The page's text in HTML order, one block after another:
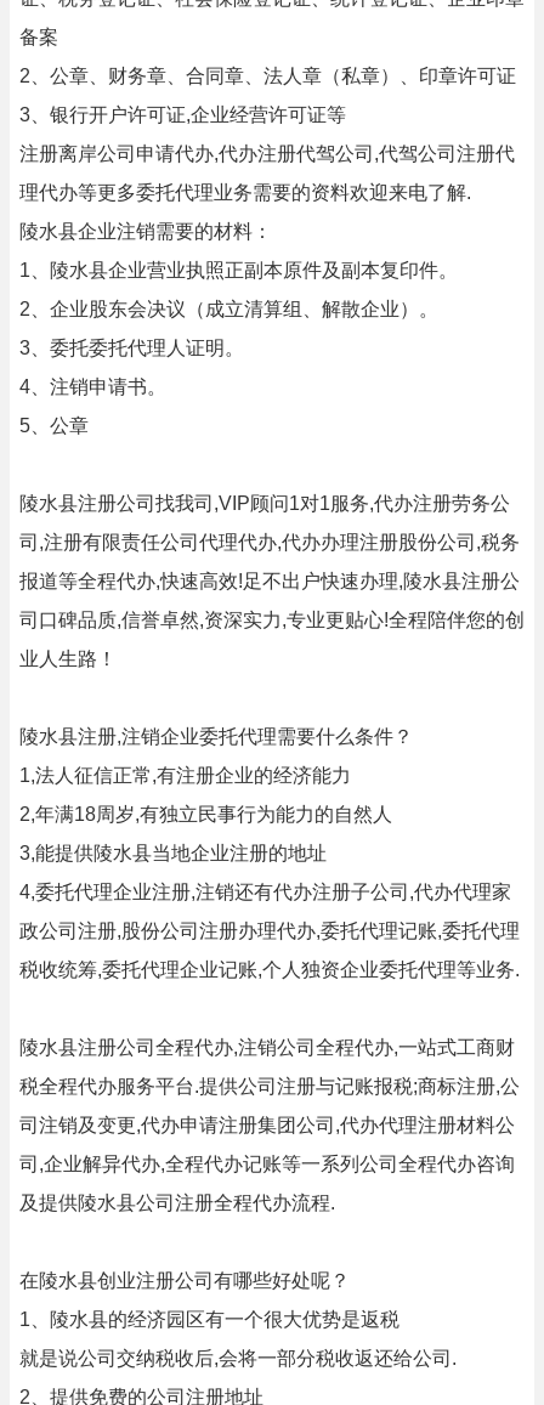
备案
2、公章、财务章、合同章、法人章（私章）、印章许可证
3、银行开户许可证,企业经营许可证等
注册离岸公司申请代办,代办注册代驾公司,代驾公司注册代
理代办等更多委托代理业务需要的资料欢迎来电了解.
陵水县企业注销需要的材料：
1、陵水县企业营业执照正副本原件及副本复印件。
2、企业股东会决议（成立清算组、解散企业）。
3、委托委托代理人证明。
4、注销申请书。
5、公章
陵水县注册公司找我司,VIP顾问1对1服务,代办注册劳务公
司,注册有限责任公司代理代办,代办办理注册股份公司,税务
报道等全程代办,快速高效!足不出户快速办理,陵水县注册公
司口碑品质,信誉卓然,资深实力,专业更贴心!全程陪伴您的创
业人生路！
陵水县注册,注销企业委托代理需要什么条件？
1,法人征信正常,有注册企业的经济能力
2,年满18周岁,有独立民事行为能力的自然人
3,能提供陵水县当地企业注册的地址
4,委托代理企业注册,注销还有代办注册子公司,代办代理家
政公司注册,股份公司注册办理代办,委托代理记账,委托代理
税收统筹,委托代理企业记账,个人独资企业委托代理等业务.
陵水县注册公司全程代办,注销公司全程代办,一站式工商财
税全程代办服务平台.提供公司注册与记账报税;商标注册,公
司注销及变更,代办申请注册集团公司,代办代理注册材料公
司,企业解异代办,全程代办记账等一系列公司全程代办咨询
及提供陵水县公司注册全程代办流程.
在陵水县创业注册公司有哪些好处呢？
1、陵水县的经济园区有一个很大优势是返税
就是说公司交纳税收后,会将一部分税收返还给公司.
2、提供免费的公司注册地址